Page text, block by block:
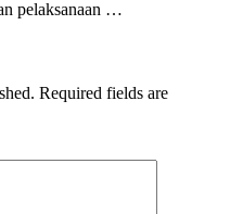
pelaksanaan …
Required fields are